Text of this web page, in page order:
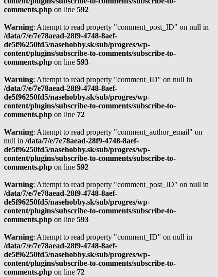
comments.php on line 592
Warning: Attempt to read property "comment_post_ID" on null in
/data/7/e/7e78aead-28f9-4748-8aef-
de5f96250fd5/nasehobby.sk/sub/progres/wp-
content/plugins/subscribe-to-comments/subscribe-to-
comments.php on line 593
Warning: Attempt to read property "comment_ID" on null in
/data/7/e/7e78aead-28f9-4748-8aef-
de5f96250fd5/nasehobby.sk/sub/progres/wp-
content/plugins/subscribe-to-comments/subscribe-to-
comments.php on line 72
Warning: Attempt to read property "comment_author_email" on
null in /data/7/e/7e78aead-28f9-4748-8aef-
de5f96250fd5/nasehobby.sk/sub/progres/wp-
content/plugins/subscribe-to-comments/subscribe-to-
comments.php on line 592
Warning: Attempt to read property "comment_post_ID" on null in
/data/7/e/7e78aead-28f9-4748-8aef-
de5f96250fd5/nasehobby.sk/sub/progres/wp-
content/plugins/subscribe-to-comments/subscribe-to-
comments.php on line 593
Warning: Attempt to read property "comment_ID" on null in
/data/7/e/7e78aead-28f9-4748-8aef-
de5f96250fd5/nasehobby.sk/sub/progres/wp-
content/plugins/subscribe-to-comments/subscribe-to-
comments.php on line 72